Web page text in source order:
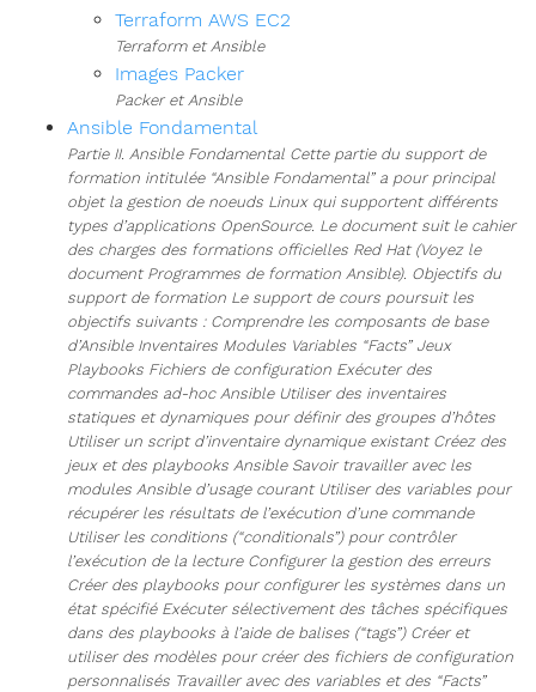
Terraform AWS EC2
Terraform et Ansible
Images Packer
Packer et Ansible
Ansible Fondamental
Partie II. Ansible Fondamental Cette partie du support de
formation intitulée “Ansible Fondamental” a pour principal
objet la gestion de noeuds Linux qui supportent différents
types d’applications OpenSource. Le document suit le cahier
des charges des formations officielles Red Hat (Voyez le
document Programmes de formation Ansible). Objectifs du
support de formation Le support de cours poursuit les
objectifs suivants : Comprendre les composants de base
d’Ansible Inventaires Modules Variables “Facts” Jeux
Playbooks Fichiers de configuration Exécuter des
commandes ad-hoc Ansible Utiliser des inventaires
statiques et dynamiques pour définir des groupes d’hôtes
Utiliser un script d’inventaire dynamique existant Créez des
jeux et des playbooks Ansible Savoir travailler avec les
modules Ansible d’usage courant Utiliser des variables pour
récupérer les résultats de l’exécution d’une commande
Utiliser les conditions (“conditionals”) pour contrôler
l’exécution de la lecture Configurer la gestion des erreurs
Créer des playbooks pour configurer les systèmes dans un
état spécifié Exécuter sélectivement des tâches spécifiques
dans des playbooks à l’aide de balises (“tags”) Créer et
utiliser des modèles pour créer des fichiers de configuration
personnalisés Travailler avec des variables et des “Facts”